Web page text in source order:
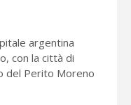
argentina
con la città di
del Perito Moreno